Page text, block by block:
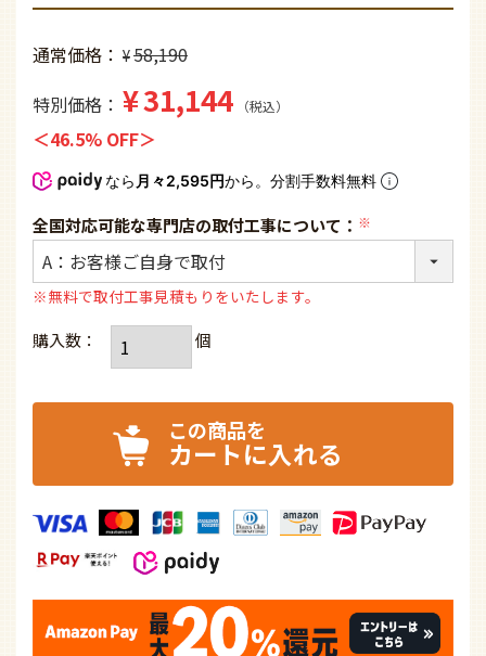
通常価格 ¥58,190
特別価格
¥31,144 税込
46.5% OFF
なら 月々2,595円から。分割手数料無料
全国対応可能な専門店の取付工事について：
(必
※無料で取付工事見積もりをいたします。
カートに入れる